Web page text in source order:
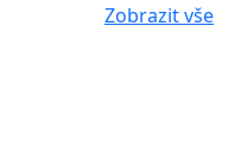
Zobrazit vše